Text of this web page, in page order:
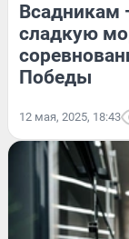
Всадникам
сладкую
Победы
12 мая, 2025, 18:43